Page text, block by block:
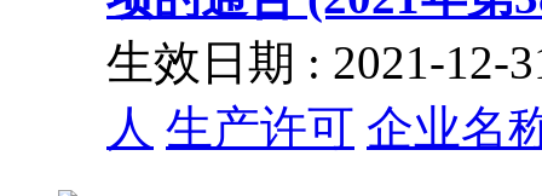
生效日期 : 2021-12-
人 生产许可 企业名